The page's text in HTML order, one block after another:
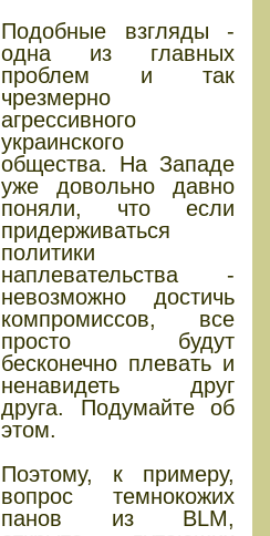
Подобные взгляды -
одна из главных
проблем и так
чрезмерно
агрессивного
украинского
общества. На Западе
уже довольно давно
поняли, что если
придерживаться
политики
наплевательства -
невозможно достичь
компромиссов, все
просто будут
бесконечно плевать и
ненавидеть друг
друга. Подумайте об
этом.
Поэтому, к примеру,
вопрос темнокожих
панов из BLM,